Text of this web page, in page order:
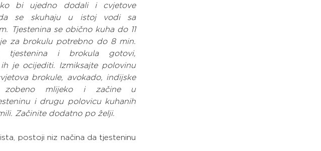
bi ujedno dodali i cvjetove
se skuhaju u istoj vodi sa
Tjestenina se obično kuha do 11
za brokulu potrebno do 8 min.
tjestenina i brokula gotovi,
je ocijediti. Izmiksajte polovinu
brokule, avokado, indijske
zobeno mlijeko i začine u
i drugu polovicu kuhanih
Začinite dodatno po želji.
postoji niz načina da tjesteninu